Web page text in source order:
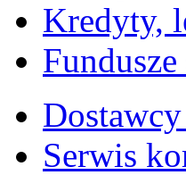
Kredyty,
Serwis